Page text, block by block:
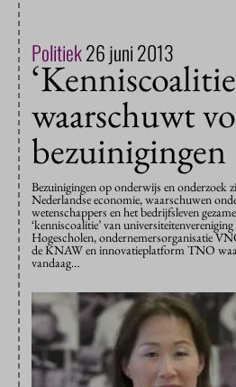
Politiek26 juni 2013
waarschuwt
bezuinigingen
Bezuinigingen op onderwijs en onderzoek
Nederlandse economie, waarschuwen
wetenschappers en het bedrijfsleven
‘kenniscoalitie’ van
Hogescholen, ondernemersorganisatie
de KNAW en innovatieplatform TNO
vandaag…